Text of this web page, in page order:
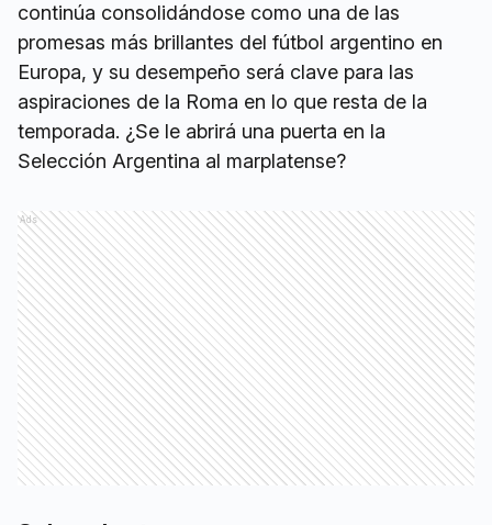
continúa consolidándose como una de las
promesas más brillantes del fútbol argentino en
Europa, y su desempeño será clave para las
aspiraciones de la Roma en lo que resta de la
temporada. ¿Se le abrirá una puerta en la
Selección Argentina al marplatense?
Ads